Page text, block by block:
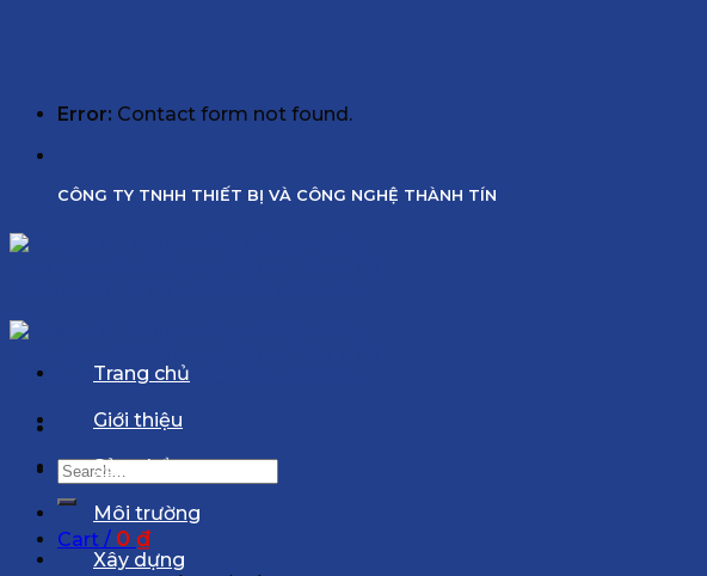
Error: Contact form not found.
CÔNG TY TNHH THIẾT BỊ VÀ CÔNG NGHỆ THÀNH TÍN
Search
for:
Cart / 0 ₫
Trang chủ
Giới thiệu
Sản phẩm
Môi trường
Xây dựng